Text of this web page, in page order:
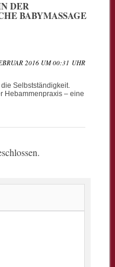
DER
BABYMASSAGE
2016 UM 00:31 UHR
Selbstständigkeit.
Hebammenpraxis – eine